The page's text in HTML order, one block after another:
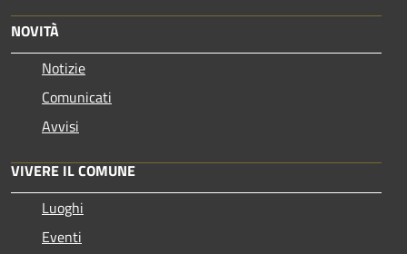
NOVITÀ
Notizie
Comunicati
Avvisi
VIVERE IL COMUNE
Luoghi
Eventi